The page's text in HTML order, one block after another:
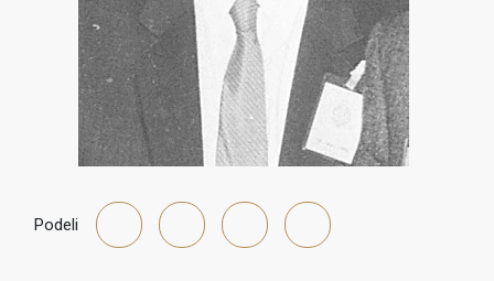
Podeli